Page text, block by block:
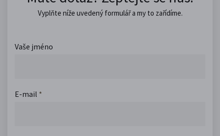
Vyplňte níže uvedený formulář a my to zařídíme.
Vaše jméno
E-mail *